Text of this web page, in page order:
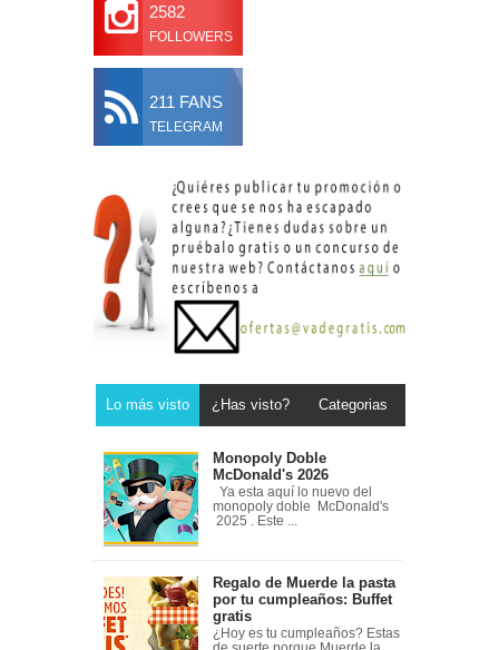
2582
FOLLOWERS
211 FANS
TELEGRAM
Lo más visto ¿Has visto? Categorias
Monopoly Doble
McDonald's 2026
Ya esta aquí lo nuevo del
monopoly doble McDonald's
2025 . Este ...
Regalo de Muerde la pasta
por tu cumpleaños: Buffet
gratis
¿Hoy es tu cumpleaños? Estas